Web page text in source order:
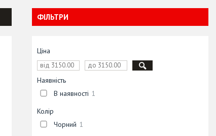
ФІЛЬТРИ
Ціна
Наявність
В наявності 1
Колір
Чорний 1